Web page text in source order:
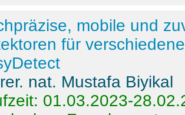
mobile und
für
nat. Mustafa Biyikal
01.03.2023-